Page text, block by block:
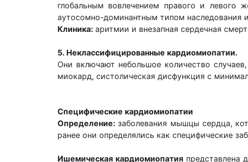
глобальным вовлечением правого и левого
аутосомно-доминантным типом наследования
Клиника: аритмии и внезапная сердечная
5. Неклассифицированные кардиомиопатии.
Они включают небольшое количество
миокард, систолическая дисфункция с
Специфические кардиомиопатии
Определение:заболевания мышцы сердца,
ранее они определялись как специфические
Ишемическая кардиомиопатия представлена